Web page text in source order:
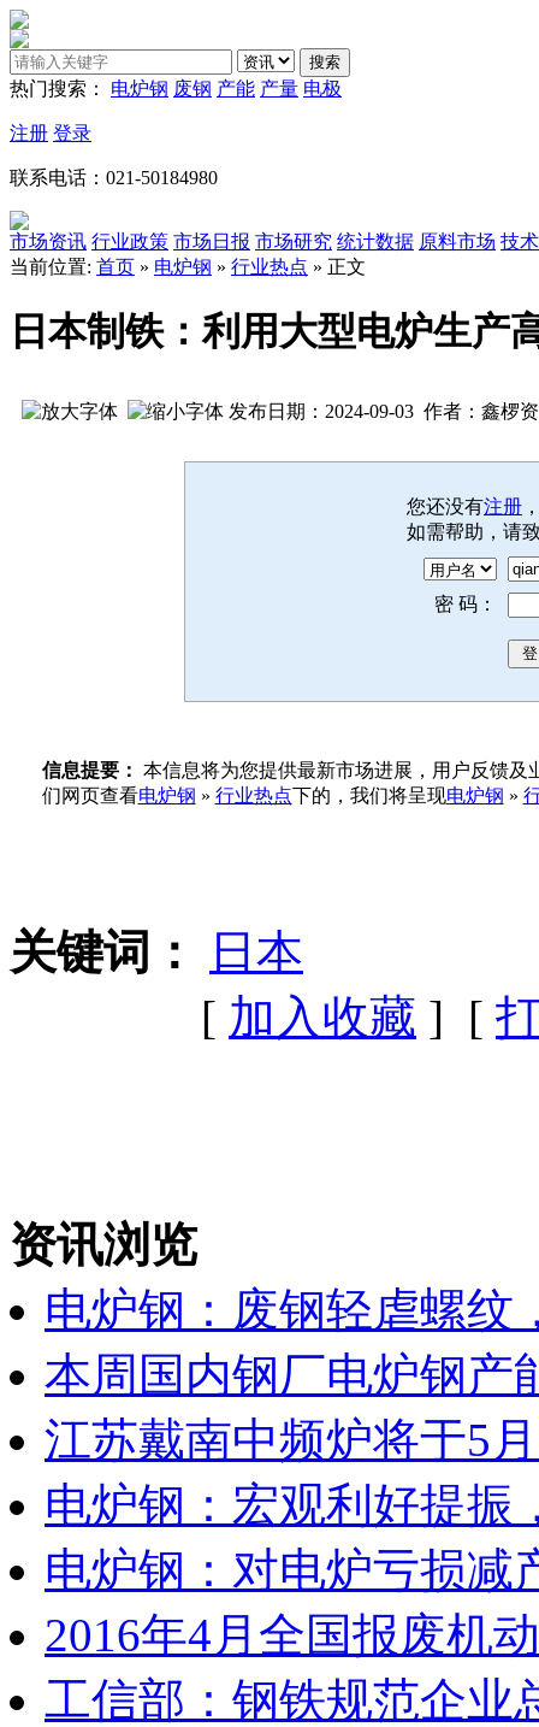
热门搜索： 电炉钢 废钢 产能 产量 电极
注册 登录
联系电话：021-50184980
市场资讯 行业政策 市场日报 市场研究 统计数据 原料市场 技
当前位置: 首页 » 电炉钢 » 行业热点 » 正文
日本制铁：利用大型电炉生产
发布日期：2024-09-03 作者：鑫椤
您还没有注册
如需帮助，请
密 码：
信息提要： 本信息将为您提供最新市场进展，用户反馈
们网页查看电炉钢 » 行业热点下的，我们将呈现电炉钢 »
关键词：
日本
[ 加入收藏 ] [
资讯浏览
电炉钢：废钢轻虐螺纹
本周国内钢厂电炉钢产
江苏戴南中频炉将于5
电炉钢：宏观利好提振
电炉钢：对电炉亏损减
2016年4月全国报废机
工信部：钢铁规范企业